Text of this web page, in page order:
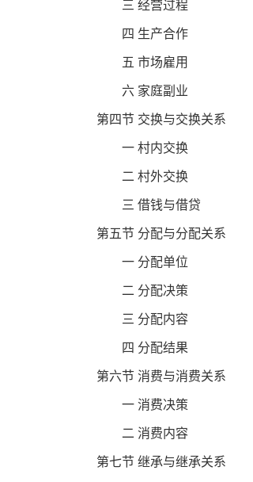
三 经营过程
四 生产合作
五 市场雇用
六 家庭副业
第四节 交换与交换关系
一 村内交换
二 村外交换
三 借钱与借贷
第五节 分配与分配关系
一 分配单位
二 分配决策
三 分配内容
四 分配结果
第六节 消费与消费关系
一 消费决策
二 消费内容
第七节 继承与继承关系